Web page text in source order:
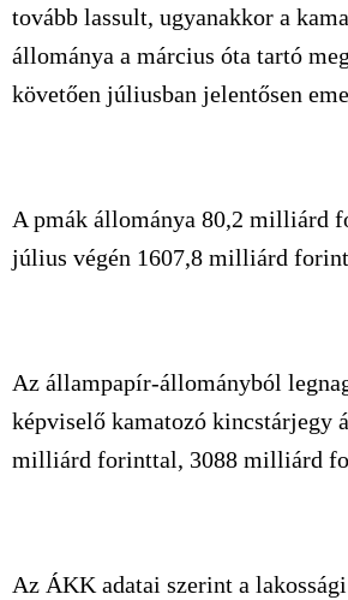
tovább lassult, ugyanakkor a
állománya a március óta tartó
követően júliusban jelentősen
A pmák állománya 80,2 milliárd
július végén 1607,8 milliárd
Az állampapír-állományból
képviselő kamatozó kincstárjegy
milliárd forinttal, 3088 milliárd
Az ÁKK adatai szerint a